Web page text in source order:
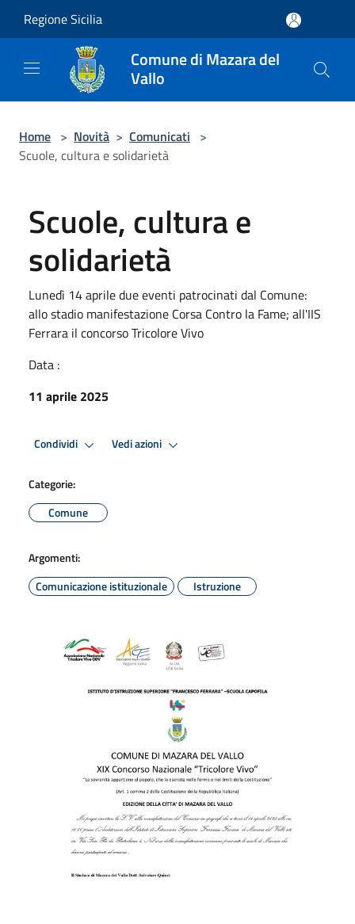
Regione Sicilia
Comune di Mazara del
Vallo
Home > Novità > Comunicati >
Scuole, cultura e solidarietà
Scuole, cultura e
solidarietà
Lunedì 14 aprile due eventi patrocinati dal Comune:
allo stadio manifestazione Corsa Contro la Fame; all'IIS
Ferrara il concorso Tricolore Vivo
Data :
11 aprile 2025
Condividi Vedi azioni
Categorie:
Comune
Argomenti:
Comunicazione istituzionale
Istruzione